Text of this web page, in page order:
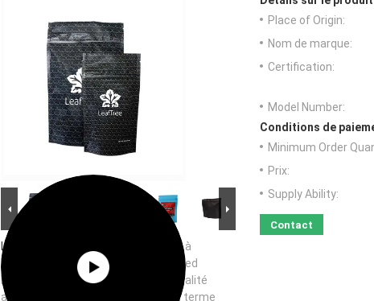
Image Grand :
Fermeture à glissière à
l'épreuve des enfants Top Mylar Weed
Emballage Matériau plastique de qualité
alimentaire pour le stockage à long terme
Place of Origin:
Nom de marque:
Certification:
Model Number:
Conditions de
Minimum Order
Prix:
Supply Ability:
Contact